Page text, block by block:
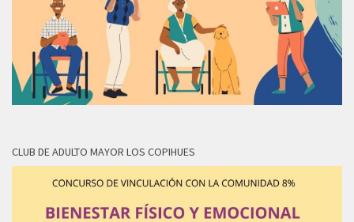
CLUB DE ADULTO MAYOR LOS COPIHUES